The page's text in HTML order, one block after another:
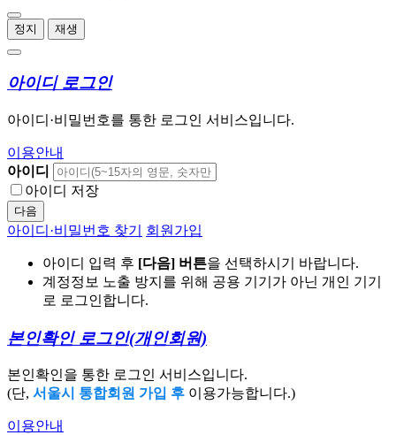
정지 재생
아이디 로그인
아이디·비밀번호를 통한 로그인 서비스입니다.
이용안내
아이디
아이디 저장
다음
아이디·비밀번호 찾기 회원가입
아이디 입력 후 [다음] 버튼을 선택하시기 바랍니다.
계정정보 노출 방지를 위해 공용 기기가 아닌 개인 기기
로 로그인합니다.
본인확인 로그인(개인회원)
본인확인을 통한 로그인 서비스입니다.
(단, 서울시 통합회원 가입 후 이용가능합니다.)
이용안내